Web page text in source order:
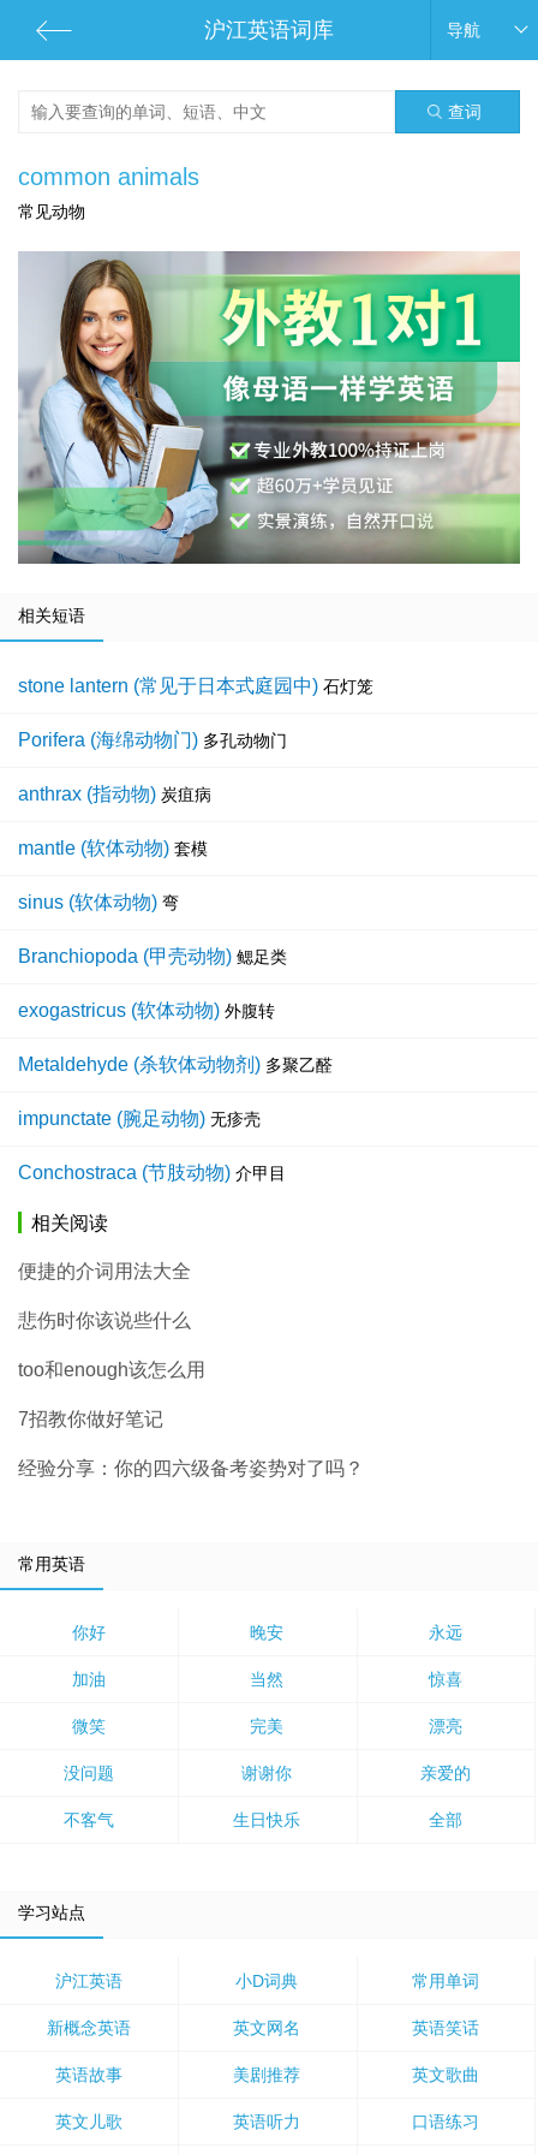
沪江英语词库 导航
查词
common animals
常见动物
相关短语
stone lantern (常见于日本式庭园中) 石灯笼
Porifera (海绵动物门) 多孔动物门
anthrax (指动物) 炭疽病
mantle (软体动物) 套模
sinus (软体动物) 弯
Branchiopoda (甲壳动物) 鳃足类
exogastricus (软体动物) 外腹转
Metaldehyde (杀软体动物剂) 多聚乙醛
impunctate (腕足动物) 无疹壳
Conchostraca (节肢动物) 介甲目
相关阅读
便捷的介词用法大全
悲伤时你该说些什么
too和enough该怎么用
7招教你做好笔记
经验分享：你的四六级备考姿势对了吗？
常用英语
你好 晚安 永远
加油 当然 惊喜
微笑 完美 漂亮
没问题 谢谢你 亲爱的
不客气 生日快乐 全部
学习站点
沪江英语 小D词典 常用单词
新概念英语 英文网名 英语笑话
英语故事 美剧推荐 英文歌曲
英文儿歌 英语听力 口语练习